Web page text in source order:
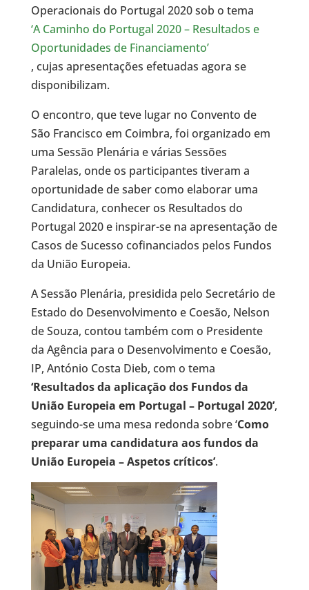
Operacionais do Portugal 2020 sob o tema
‘A Caminho do Portugal 2020 – Resultados e
Oportunidades de Financiamento’
, cujas apresentações efetuadas agora se
disponibilizam.
O encontro, que teve lugar no Convento de
São Francisco em Coimbra, foi organizado em
uma Sessão Plenária e várias Sessões
Paralelas, onde os participantes tiveram a
oportunidade de saber como elaborar uma
Candidatura, conhecer os Resultados do
Portugal 2020 e inspirar-se na apresentação de
Casos de Sucesso cofinanciados pelos Fundos
da União Europeia.
A Sessão Plenária, presidida pelo Secretário de
Estado do Desenvolvimento e Coesão, Nelson
de Souza, contou também com o Presidente
da Agência para o Desenvolvimento e Coesão,
IP, António Costa Dieb, com o tema
‘Resultados da aplicação dos Fundos da
União Europeia em Portugal – Portugal 2020’,
seguindo-se uma mesa redonda sobre ‘Como
preparar uma candidatura aos fundos da
União Europeia – Aspetos críticos’.